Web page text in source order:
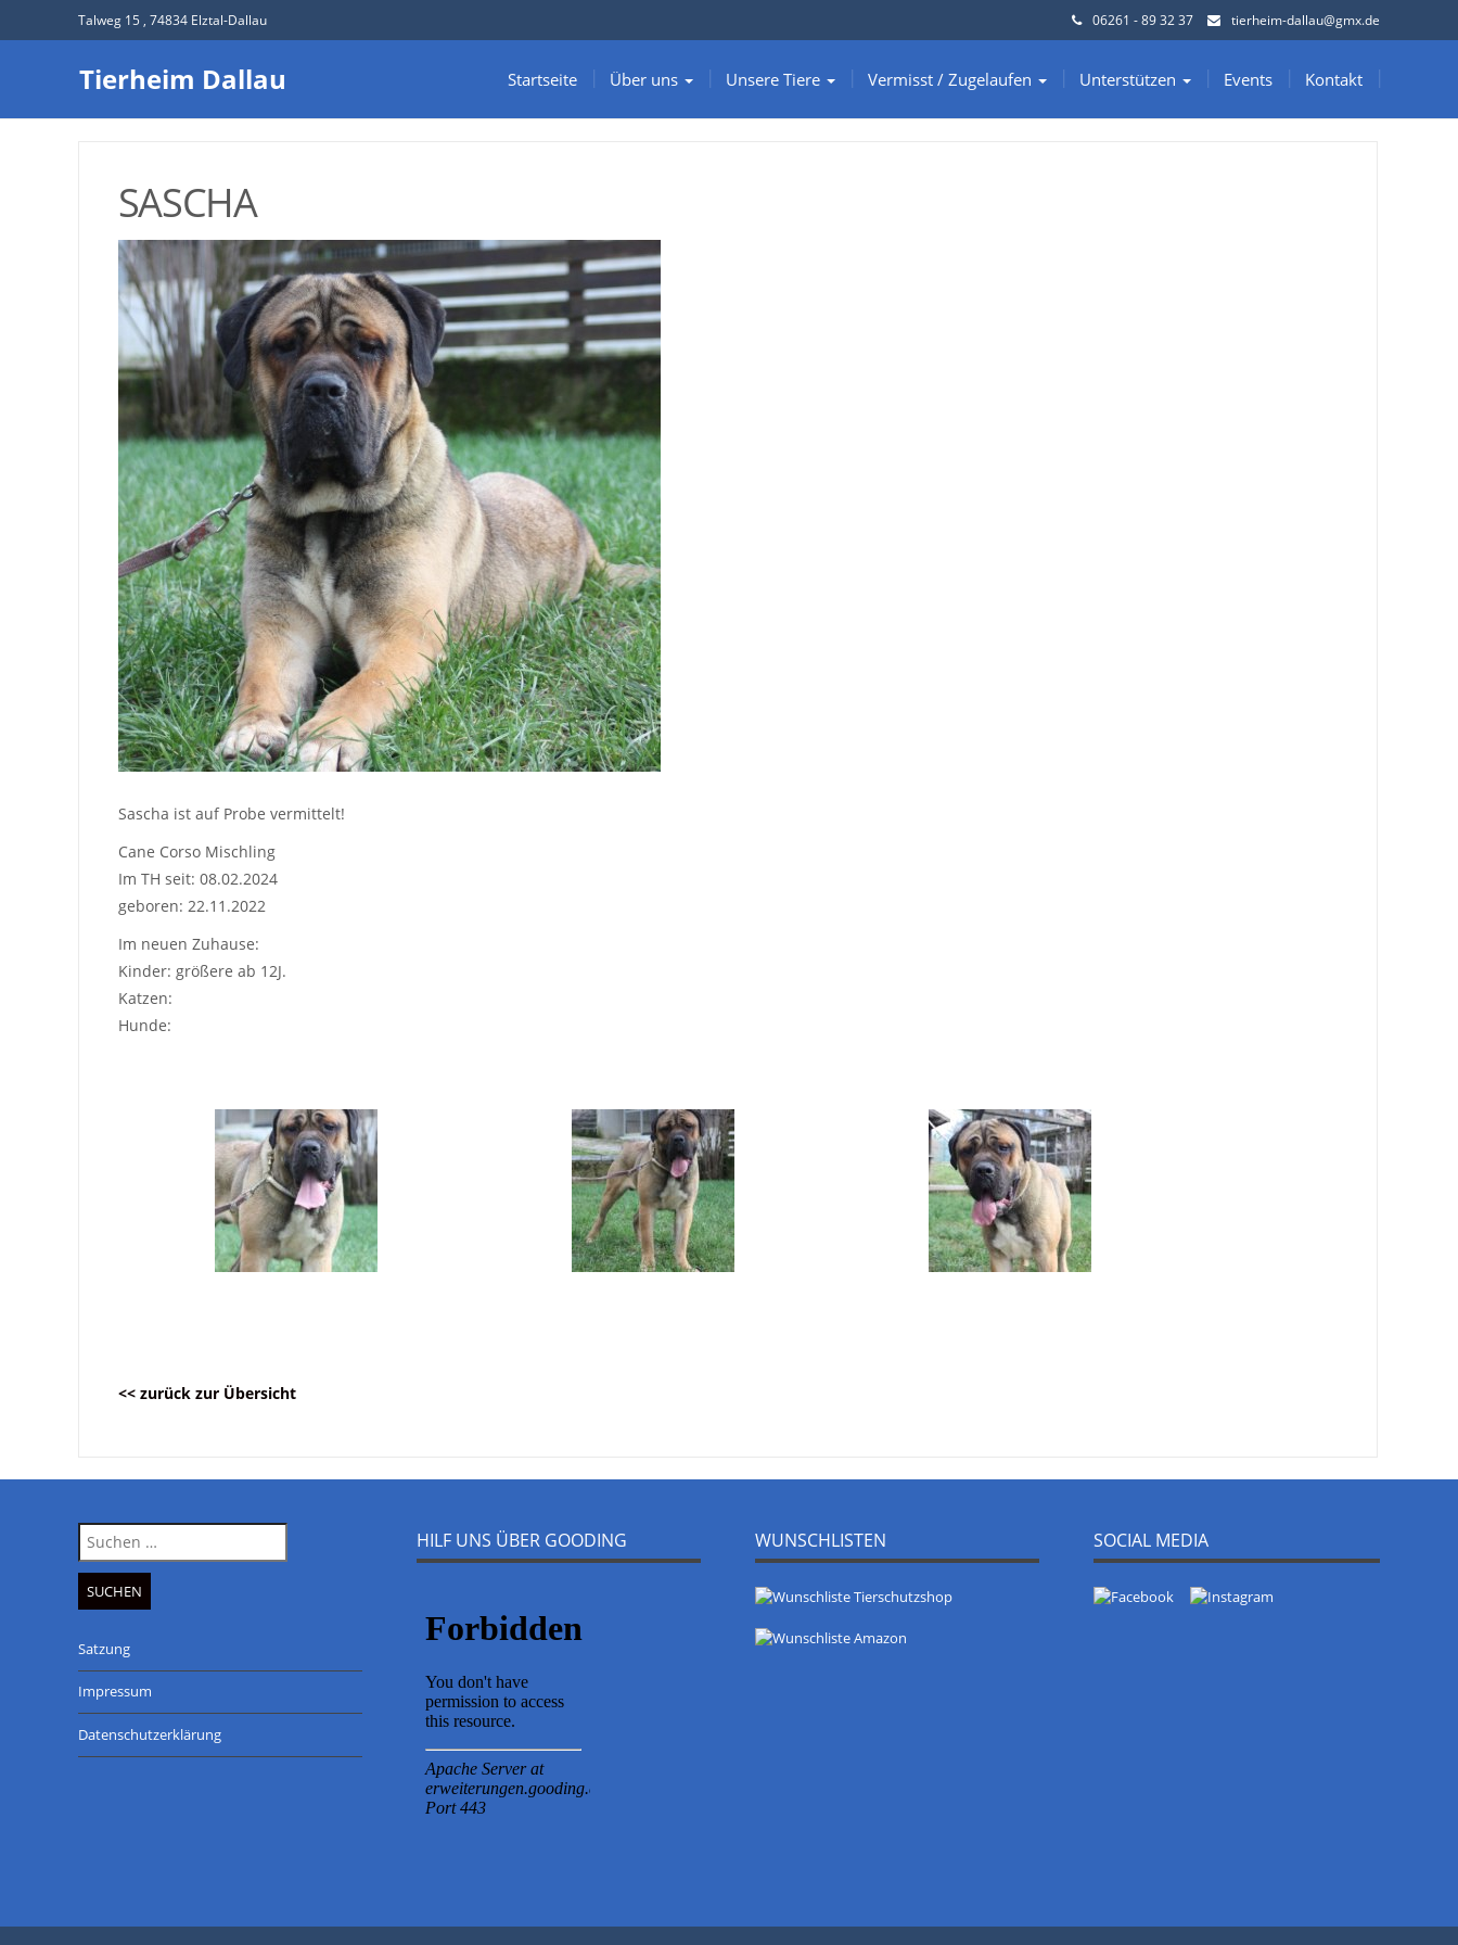
Talweg 15 , 74834 Elztal-Dallau 06261 - 89 32 37 tierheim-dallau@gmx.de
Tierheim Dallau Startseite Über uns Unsere Tiere Vermisst / Zugelaufen Unterstützen Events Kontakt
SASCHA
Sascha ist auf Probe vermittelt!
Cane Corso Mischling
Im TH seit: 08.02.2024
geboren: 22.11.2022
Im neuen Zuhause:
Kinder: größere ab 12J.
Katzen:
Hunde:
<< zurück zur Übersicht
Suche
nach:
Satzung
Impressum
Datenschutzerklärung
HILF UNS ÜBER GOODING WUNSCHLISTEN SOCIAL MEDIA